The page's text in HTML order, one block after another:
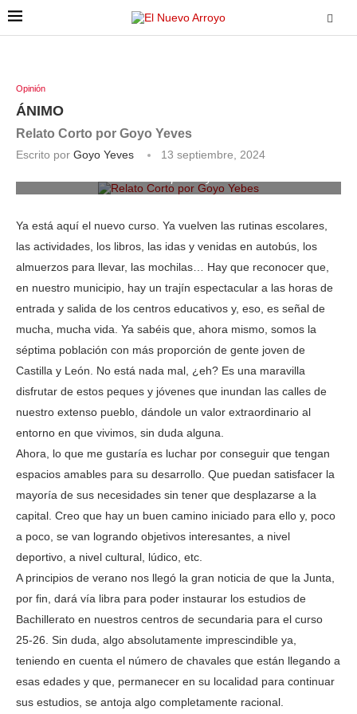
Opinión
ÁNIMO
Relato Corto por Goyo Yeves
Escrito por Goyo Yeves
13 septiembre, 2024
Ya está aquí el nuevo curso. Ya vuelven las rutinas escolares,
las actividades, los libros, las idas y venidas en autobús, los
almuerzos para llevar, las mochilas… Hay que reconocer que,
en nuestro municipio, hay un trajín espectacular a las horas de
entrada y salida de los centros educativos y, eso, es señal de
mucha, mucha vida. Ya sabéis que, ahora mismo, somos la
séptima población con más proporción de gente joven de
Castilla y León. No está nada mal, ¿eh? Es una maravilla
disfrutar de estos peques y jóvenes que inundan las calles de
nuestro extenso pueblo, dándole un valor extraordinario al
entorno en que vivimos, sin duda alguna.
Ahora, lo que me gustaría es luchar por conseguir que tengan
espacios amables para su desarrollo. Que puedan satisfacer la
mayoría de sus necesidades sin tener que desplazarse a la
capital. Creo que hay un buen camino iniciado para ello y, poco
a poco, se van logrando objetivos interesantes, a nivel
deportivo, a nivel cultural, lúdico, etc.
A principios de verano nos llegó la gran noticia de que la Junta,
por fin, dará vía libra para poder instaurar los estudios de
Bachillerato en nuestros centros de secundaria para el curso
25-26. Sin duda, algo absolutamente imprescindible ya,
teniendo en cuenta el número de chavales que están llegando a
esas edades y que, permanecer en su localidad para continuar
sus estudios, se antoja algo completamente racional.